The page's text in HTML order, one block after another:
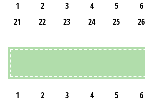
1 2 3 4 5 6
21
22 23 24 25 26
1 2 3 4 5 6